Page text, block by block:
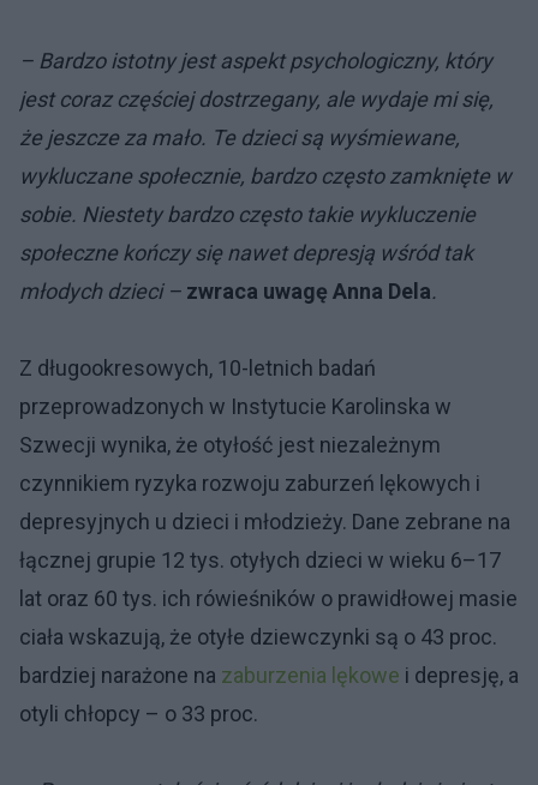
– Bardzo istotny jest aspekt psychologiczny, który
jest coraz częściej dostrzegany, ale wydaje mi się,
że jeszcze za mało. Te dzieci są wyśmiewane,
wykluczane społecznie, bardzo często zamknięte w
sobie. Niestety bardzo często takie wykluczenie
społeczne kończy się nawet depresją wśród tak
młodych dzieci – zwraca uwagę Anna Dela.
Z długookresowych, 10-letnich badań
przeprowadzonych w Instytucie Karolinska w
Szwecji wynika, że otyłość jest niezależnym
czynnikiem ryzyka rozwoju zaburzeń lękowych i
depresyjnych u dzieci i młodzieży. Dane zebrane na
łącznej grupie 12 tys. otyłych dzieci w wieku 6–17
lat oraz 60 tys. ich rówieśników o prawidłowej masie
ciała wskazują, że otyłe dziewczynki są o 43 proc.
bardziej narażone na zaburzenia lękowe i depresję, a
otyli chłopcy – o 33 proc.